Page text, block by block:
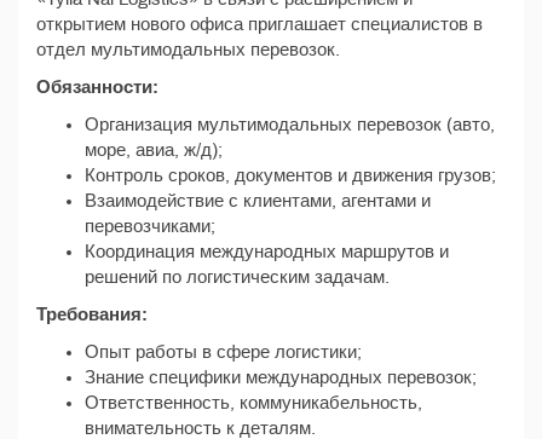
открытием нового офиса приглашает специалистов в
отдел мультимодальных перевозок.
Обязанности:
Организация мультимодальных перевозок (авто,
море, авиа, ж/д);
Контроль сроков, документов и движения грузов;
Взаимодействие с клиентами, агентами и
перевозчиками;
Координация международных маршрутов и
решений по логистическим задачам.
Требования:
Опыт работы в сфере логистики;
Знание специфики международных перевозок;
Ответственность, коммуникабельность,
внимательность к деталям.